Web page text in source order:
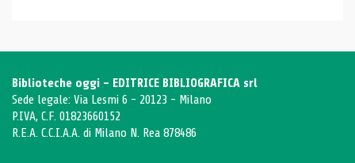
Biblioteche oggi - EDITRICE BIBLIOGRAFICA srl
Sede legale: Via Lesmi 6 - 20123 - Milano
P.IVA, C.F. 01823660152
R.E.A. C.C.I.A.A. di Milano N. Rea 878486